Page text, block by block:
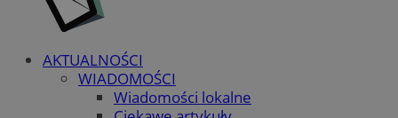
AKTUALNOŚCI
WIADOMOŚCI
Wiadomości lokalne